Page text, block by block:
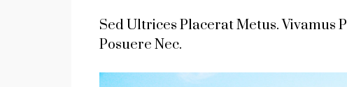
Sed Ultrices Placerat Metus. Vivamus
Posuere Nec.